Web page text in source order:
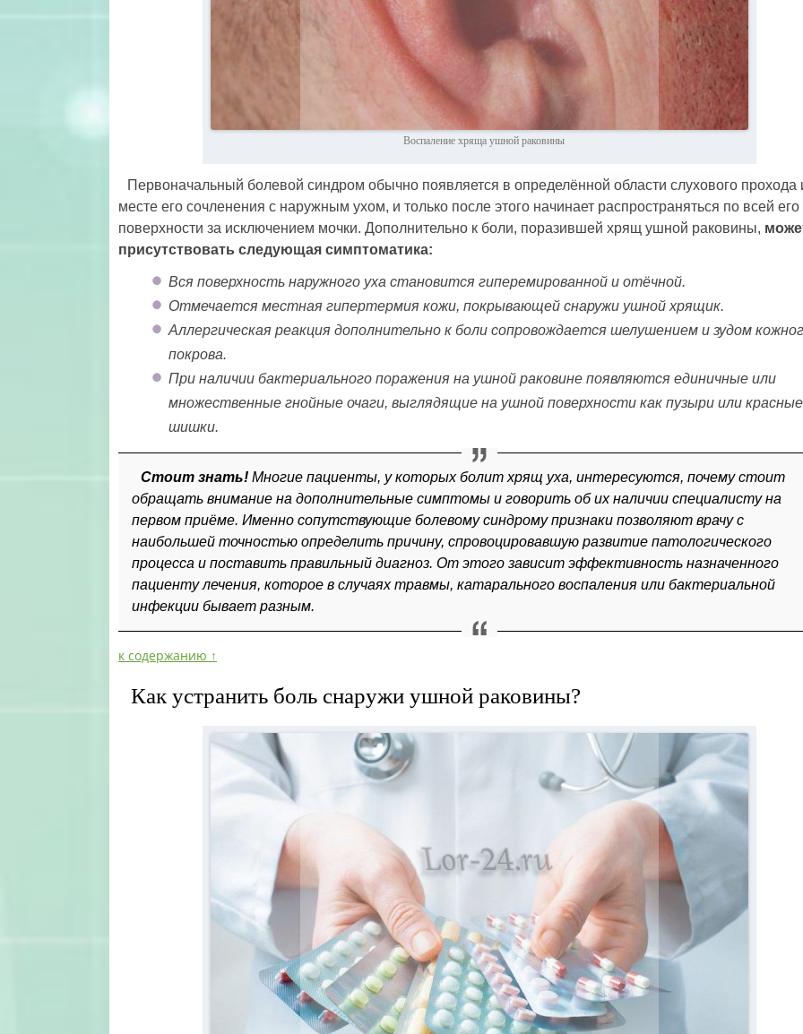
Воспаление хряща ушной раковины
Первоначальный болевой синдром обычно появляется в определённой области слухового прохода
месте его сочленения с наружным ухом, и только после этого начинает распространяться по всей его
поверхности за исключением мочки. Дополнительно к боли, поразившей хрящ ушной раковины,
присутствовать следующая симптоматика:
Вся поверхность наружного уха становится гиперемированной и отёчной.
Отмечается местная гипертермия кожи, покрывающей снаружи ушной хрящик.
Аллергическая реакция дополнительно к боли сопровождается шелушением и зудом
покрова.
При наличии бактериального поражения на ушной раковине появляются единичные или
множественные гнойные очаги, выглядящие на ушной поверхности как пузыри или красные
шишки.
Стоит знать! Многие пациенты, у которых болит хрящ уха, интересуются, почему стоит
обращать внимание на дополнительные симптомы и говорить об их наличии специалисту на
первом приёме. Именно сопутствующие болевому синдрому признаки позволяют врачу с
наибольшей точностью определить причину, спровоцировавшую развитие патологического
процесса и поставить правильный диагноз. От этого зависит эффективность назначенного
пациенту лечения, которое в случаях травмы, катарального воспаления или бактериальной
инфекции бывает разным.
к содержанию ↑
Как устранить боль снаружи ушной раковины?